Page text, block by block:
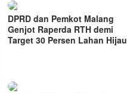
DPRD dan Pemkot Malang
Genjot Raperda RTH demi
Target 30 Persen Lahan Hijau